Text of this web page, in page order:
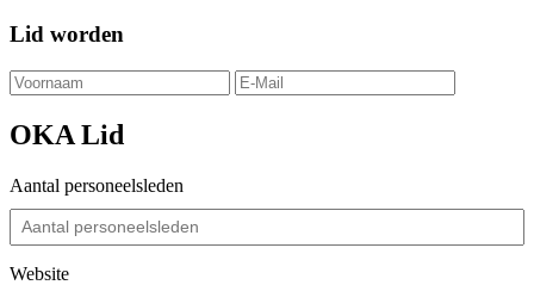
Lid worden
OKA Lid
Aantal personeelsleden
Website